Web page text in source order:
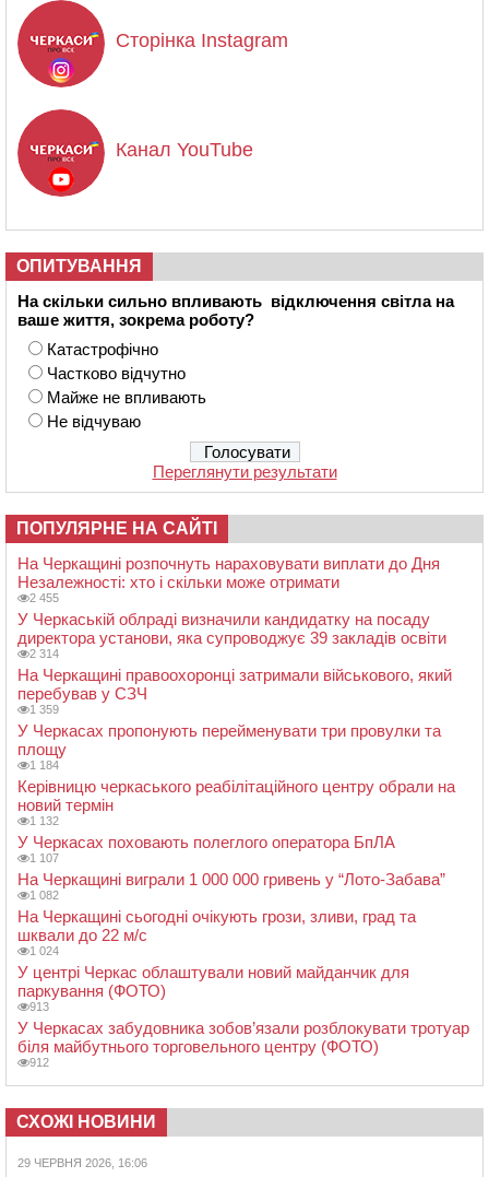
Сторінка Instagram
Канал YouTube
ОПИТУВАННЯ
На скільки сильно впливають відключення світла на
ваше життя, зокрема роботу?
Катастрофічно
Частково відчутно
Майже не впливають
Не відчуваю
Переглянути результати
ПОПУЛЯРНЕ НА САЙТІ
На Черкащині розпочнуть нараховувати виплати до Дня
Незалежності: хто і скільки може отримати
2 455
У Черкаській облраді визначили кандидатку на посаду
директора установи, яка супроводжує 39 закладів освіти
2 314
На Черкащині правоохоронці затримали військового, який
перебував у СЗЧ
1 359
У Черкасах пропонують перейменувати три провулки та
площу
1 184
Керівницю черкаського реабілітаційного центру обрали на
новий термін
1 132
У Черкасах поховають полеглого оператора БпЛА
1 107
На Черкащині виграли 1 000 000 гривень у “Лото-Забава”
1 082
На Черкащині сьогодні очікують грози, зливи, град та
шквали до 22 м/с
1 024
У центрі Черкас облаштували новий майданчик для
паркування (ФОТО)
913
У Черкасах забудовника зобов’язали розблокувати тротуар
біля майбутнього торговельного центру (ФОТО)
912
СХОЖІ НОВИНИ
29 ЧЕРВНЯ 2026, 16:06